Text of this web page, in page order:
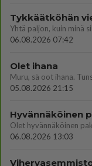
Tykkäätköhän
06.08.2026 07:42
Olet ihana
05.08.2026 21:15
Hyvännäköinen
Olet hyvännäköinen
06.08.2026 13:03